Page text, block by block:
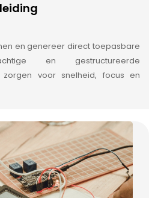
en genereer direct toepasbare
en gestructureerde
zorgen voor snelheid, focus en